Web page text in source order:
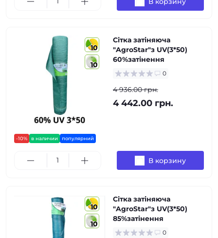
10
10
-10% в наличии популярний
Сітка затіняюча
"AgroStar"з UV(3*50)
60%затінення
0
4 936.00 грн.
4 442.00 грн.
В корзину
10
10
Сітка затіняюча
"AgroStar"з UV(3*50)
85%затінення
0